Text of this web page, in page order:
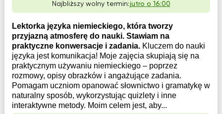
Najbliższy wolny termin:jutro o 16:00
Lektorka języka niemieckiego, która tworzy
przyjazną atmosferę do nauki. Stawiam na
praktyczne konwersacje i zadania. Kluczem do nauki
języka jest komunikacja! Moje zajęcia skupiają się na
praktycznym używaniu niemieckiego – poprzez
rozmowy, opisy obrazków i angażujące zadania.
Pomagam uczniom opanować słownictwo i gramatykę w
naturalny sposób, wykorzystując quizlety i inne
interaktywne metody. Moim celem jest, aby...